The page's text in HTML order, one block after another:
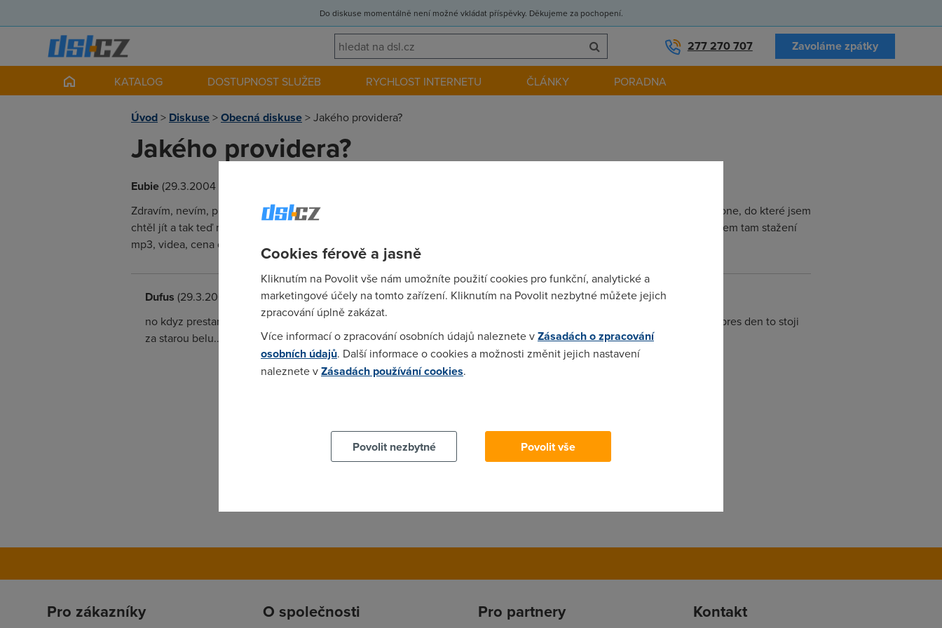
Do diskuse momentálně není možné vkládat příspěvky. Děkujeme za pochopení.
277 270 707 Zavoláme zpátky
KATALOG DOSTUPNOST SLUŽEB RYCHLOST INTERNETU ČLÁNKY PORADNA
Úvod> Diskuse>Obecná diskuse>Jakého providera?
Jakého providera?
Eubie(29.3.2004 16:01:38)
Zdravím, nevím, pro jakého ISP se rozhodnout, má třeba někdo zkušenost s TELE2 a jejich bezdrátem? Všichni haní Bluetone, do které jsem
chtěl jít a tak teď nevím, kudy kam. Kabel nemám, v úvahu přichází DSL či bezdrát. Požadavky: surfování, Ultima Online, sem tam stažení
mp3, videa, cena do 1500 bez DPH. S díkem Dan
Dufus (29.3.2004 17:49:54)
no kdyz prestanes hrat UO tak ten zbytek ozelis :-) jestli pujdes do adsl, tak UO muzes hrat tak vevecernich hodinach, pres den to stoji
za starou belu.... a o tom bezdratu moc nevim ;-)
Pro zákazníky O společnosti Pro partnery Kontakt
Cookies férově a jasně
Kliknutím na Povolit vše nám umožníte použití cookies pro funkční, analytické a
marketingové účely na tomto zařízení. Kliknutím na Povolit nezbytné můžete jejich
zpracování úplně zakázat.
Více informací o zpracování osobních údajů naleznete vZásadách o zpracování
osobních údajů. Další informace o cookies a možnosti změnit jejich nastavení
naleznete vZásadách používání cookies.
Povolit nezbytné
Povolit vše